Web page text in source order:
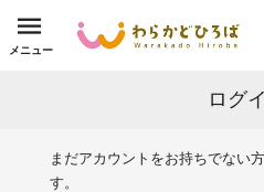
メニュー
ログ
まだアカウントをお持ちでない
す。